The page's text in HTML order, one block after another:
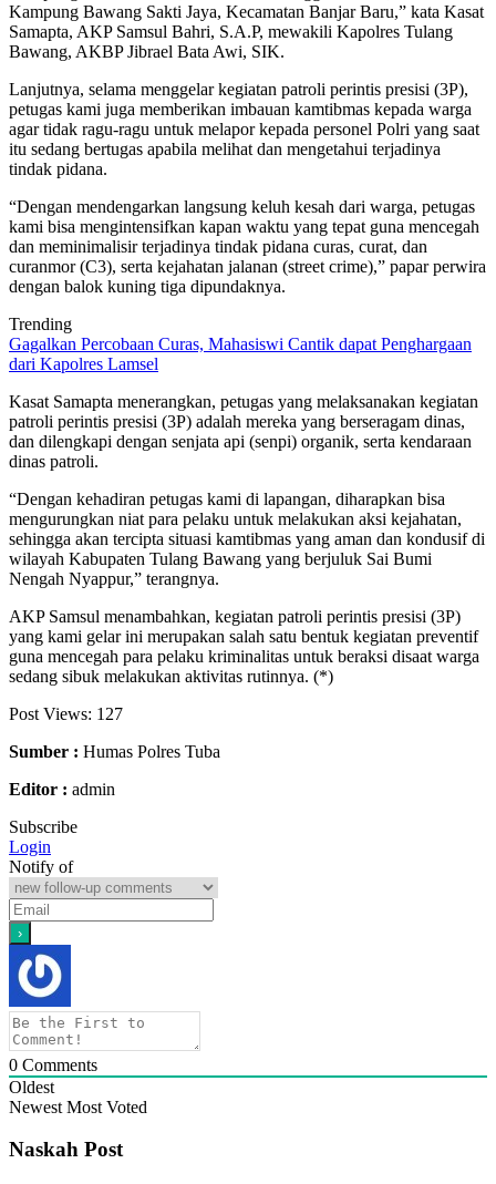
Kampung Bawang Sakti Jaya, Kecamatan Banjar Baru,” kata Kasat
Samapta, AKP Samsul Bahri, S.A.P, mewakili Kapolres Tulang
Bawang, AKBP Jibrael Bata Awi, SIK.
Lanjutnya, selama menggelar kegiatan patroli perintis presisi (3P),
petugas kami juga memberikan imbauan kamtibmas kepada warga
agar tidak ragu-ragu untuk melapor kepada personel Polri yang saat
itu sedang bertugas apabila melihat dan mengetahui terjadinya
tindak pidana.
“Dengan mendengarkan langsung keluh kesah dari warga, petugas
kami bisa mengintensifkan kapan waktu yang tepat guna mencegah
dan meminimalisir terjadinya tindak pidana curas, curat, dan
curanmor (C3), serta kejahatan jalanan (street crime),” papar perwira
dengan balok kuning tiga dipundaknya.
Trending
Gagalkan Percobaan Curas, Mahasiswi Cantik dapat Penghargaan
dari Kapolres Lamsel
Kasat Samapta menerangkan, petugas yang melaksanakan kegiatan
patroli perintis presisi (3P) adalah mereka yang berseragam dinas,
dan dilengkapi dengan senjata api (senpi) organik, serta kendaraan
dinas patroli.
“Dengan kehadiran petugas kami di lapangan, diharapkan bisa
mengurungkan niat para pelaku untuk melakukan aksi kejahatan,
sehingga akan tercipta situasi kamtibmas yang aman dan kondusif di
wilayah Kabupaten Tulang Bawang yang berjuluk Sai Bumi
Nengah Nyappur,” terangnya.
AKP Samsul menambahkan, kegiatan patroli perintis presisi (3P)
yang kami gelar ini merupakan salah satu bentuk kegiatan preventif
guna mencegah para pelaku kriminalitas untuk beraksi disaat warga
sedang sibuk melakukan aktivitas rutinnya. (*)
Post Views: 127
Sumber : Humas Polres Tuba
Editor : admin
Subscribe
Login
Notify of
0 Comments
Oldest
Newest Most Voted
Naskah Post